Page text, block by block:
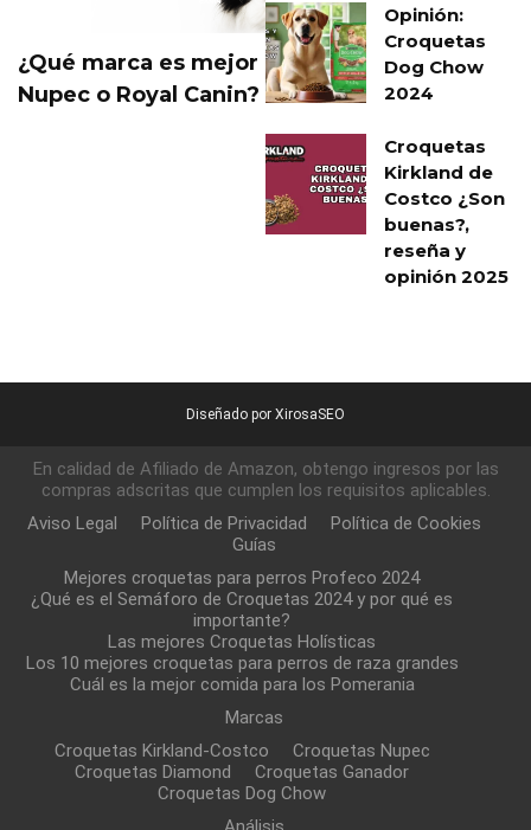
¿Qué marca es mejor
Nupec o Royal Canin?
Opinión:
Croquetas
Dog Chow
2024
Croquetas
Kirkland de
Costco ¿Son
buenas?,
reseña y
opinión 2025
Diseñado por XirosaSEO
En calidad de Afiliado de Amazon, obtengo ingresos por las
compras adscritas que cumplen los requisitos aplicables.
Aviso Legal
Política de Privacidad
Política de Cookies
Guías
Mejores croquetas para perros Profeco 2024
¿Qué es el Semáforo de Croquetas 2024 y por qué es
importante?
Las mejores Croquetas Holísticas
Los 10 mejores croquetas para perros de raza grandes
Cuál es la mejor comida para los Pomerania
Marcas
Croquetas Kirkland-Costco
Croquetas Nupec
Croquetas Diamond
Croquetas Ganador
Croquetas Dog Chow